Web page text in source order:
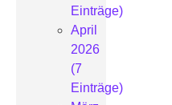
Einträge)
April
2026
(7
Einträge)